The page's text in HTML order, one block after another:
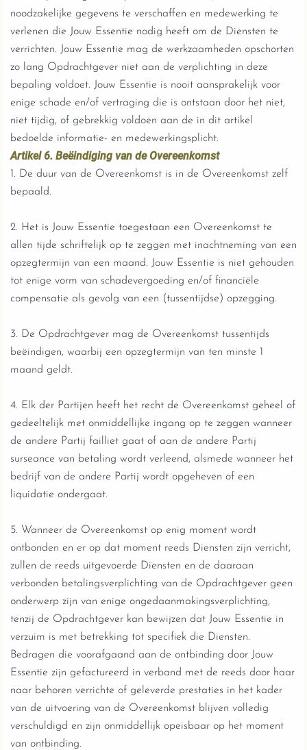
noodzakelijke gegevens te verschaffen en medewerking te
verlenen die Jouw Essentie nodig heeft om de Diensten te
verrichten. Jouw Essentie mag de werkzaamheden opschorten
zo lang Opdrachtgever niet aan de verplichting in deze
bepaling voldoet. Jouw Essentie is nooit aansprakelijk voor
enige schade en/of vertraging die is ontstaan door het niet,
niet tijdig, of gebrekkig voldoen aan de in dit artikel
bedoelde informatie- en medewerkingsplicht.
Artikel 6. Beëindiging van de Overeenkomst
1. De duur van de Overeenkomst is in de Overeenkomst zelf
bepaald.
2. Het is Jouw Essentie toegestaan een Overeenkomst te
allen tijde schriftelijk op te zeggen met inachtneming van een
opzegtermijn van een maand. Jouw Essentie is niet gehouden
tot enige vorm van schadevergoeding en/of financiële
compensatie als gevolg van een (tussentijdse) opzegging.
3. De Opdrachtgever mag de Overeenkomst tussentijds
beëindigen, waarbij een opzegtermijn van ten minste 1
maand geldt.
4. Elk der Partijen heeft het recht de Overeenkomst geheel of
gedeeltelijk met onmiddellijke ingang op te zeggen wanneer
de andere Partij failliet gaat of aan de andere Partij
surseance van betaling wordt verleend, alsmede wanneer het
bedrijf van de andere Partij wordt opgeheven of een
liquidatie ondergaat.
5. Wanneer de Overeenkomst op enig moment wordt
ontbonden en er op dat moment reeds Diensten zijn verricht,
zullen de reeds uitgevoerde Diensten en de daaraan
verbonden betalingsverplichting van de Opdrachtgever geen
onderwerp zijn van enige ongedaanmakingsverplichting,
tenzij de Opdrachtgever kan bewijzen dat Jouw Essentie in
verzuim is met betrekking tot specifiek die Diensten.
Bedragen die voorafgaand aan de ontbinding door Jouw
Essentie zijn gefactureerd in verband met de reeds door haar
naar behoren verrichte of geleverde prestaties in het kader
van de uitvoering van de Overeenkomst blijven volledig
verschuldigd en zijn onmiddellijk opeisbaar op het moment
van ontbinding.